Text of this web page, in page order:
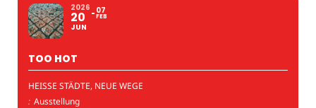
2026
20
JUN
07
FEB
TOO HOT
HEISSE STÄDTE, NEUE WEGE
: Ausstellung